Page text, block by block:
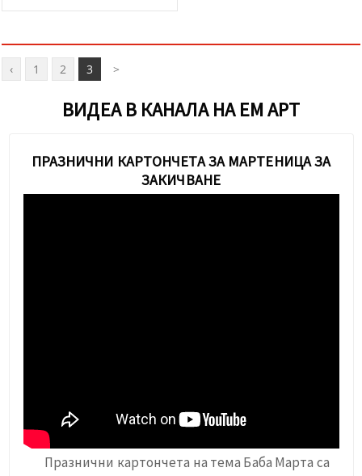
‹ 1 2 3 >
ВИДЕА В КАНАЛА НА ЕМ АРТ
ПРАЗНИЧНИ КAРТОНЧЕТА ЗА МАРТЕНИЦА ЗА
ЗАКИЧВАНЕ
Празнични картончета на тема Баба Марта са